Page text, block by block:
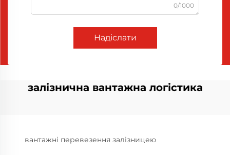
0/1000
Надіслати
залізнична вантажна логістика
вантажні перевезення залізницею